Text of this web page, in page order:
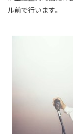
ル前で行います。